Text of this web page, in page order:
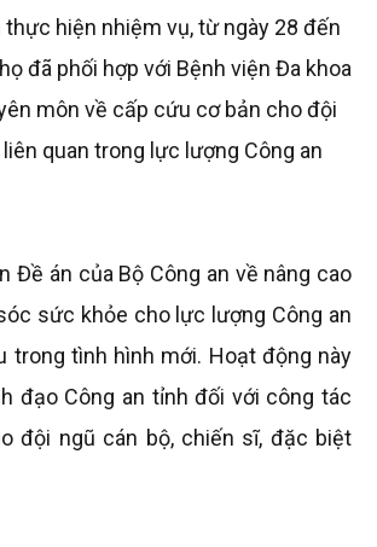
hiện nhiệm vụ, từ ngày 28 đến
đã phối hợp với Bệnh viện Đa khoa
môn về cấp cứu cơ bản cho đội
quan trong lực lượng Công an
án của Bộ Công an về nâng cao
sức khỏe cho lực lượng Công an
trong tình hình mới. Hoạt động này
đạo Công an tỉnh đối với công tác
đội ngũ cán bộ, chiến sĩ, đặc biệt